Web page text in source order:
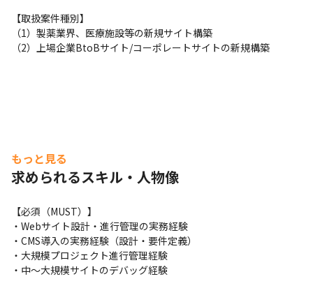
【取扱案件種別】
（1）製薬業界、医療施設等の新規サイト構築
（2）上場企業BtoBサイト/コーポレートサイトの新規構築
もっと見る
求められるスキル・人物像
【必須（MUST）】
・Webサイト設計・進行管理の実務経験
・CMS導入の実務経験（設計・要件定義）
・大規模プロジェクト進行管理経験
・中〜大規模サイトのデバッグ経験